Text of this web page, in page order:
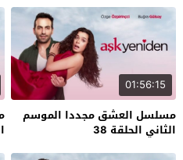
01:56:15
مسلسل العشق مجددا الموسم
الثاني الحلقة 38